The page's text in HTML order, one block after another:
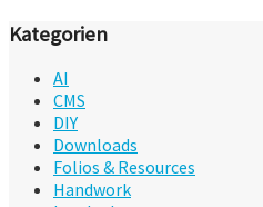
Kategorien
AI
CMS
DIY
Downloads
Folios & Resources
Handwork